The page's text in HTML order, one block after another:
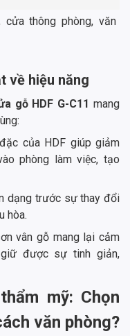
cửa thông phòng, văn
về hiệu năng
gỗ HDF G-C11mang
của HDF giúp giảm
phòng làm việc, tạo
dạng trước sự thay đổi
hòa.
vân gỗ mang lại cảm
được sự tinh giản,
mỹ: Chọn
văn phòng?